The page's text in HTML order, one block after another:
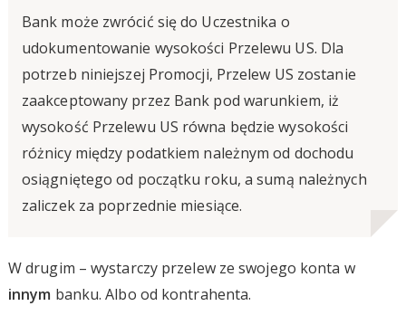
Bank może zwrócić się do Uczestnika o
udokumentowanie wysokości Przelewu US. Dla
potrzeb niniejszej Promocji, Przelew US zostanie
zaakceptowany przez Bank pod warunkiem, iż
wysokość Przelewu US równa będzie wysokości
różnicy między podatkiem należnym od dochodu
osiągniętego od początku roku, a sumą należnych
zaliczek za poprzednie miesiące.
W drugim – wystarczy przelew ze swojego konta w
innym banku. Albo od kontrahenta.